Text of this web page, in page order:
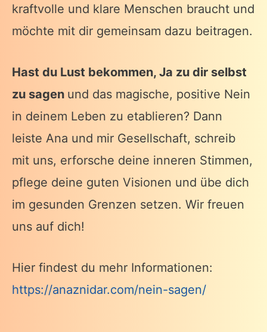
kraftvolle und klare Menschen braucht und
möchte mit dir gemeinsam dazu beitragen.
Hast du Lust bekommen, Ja zu dir selbst
zu sagen und das magische, positive Nein
in deinem Leben zu etablieren? Dann
leiste Ana und mir Gesellschaft, schreib
mit uns, erforsche deine inneren Stimmen,
pflege deine guten Visionen und übe dich
im gesunden Grenzen setzen. Wir freuen
uns auf dich!
Hier findest du mehr Informationen:
https://anaznidar.com/nein-sagen/